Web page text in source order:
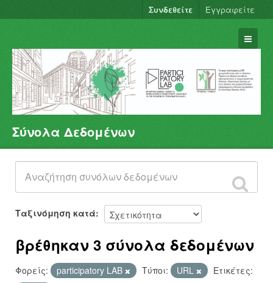
Συνδεθείτε Εγγραφείτε
Σύνολα Δεδομένων
Φορείς
Ομάδες
Σχετικά
Σύνολα Δεδομένων
Ταξινόμηση κατά
βρέθηκαν 3 σύνολα δεδομένων
Φορείς: participatory LAB Τύποι: URL
Ετικέτες: